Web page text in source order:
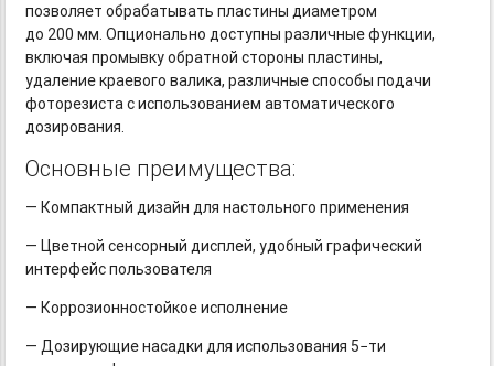
позволяет обрабатывать пластины диаметром
до 200 мм. Опционально доступны различные функции,
включая промывку обратной стороны пластины,
удаление краевого валика, различные способы подачи
фоторезиста с использованием автоматического
дозирования.
Основные преимущества:
— Компактный дизайн для настольного применения
— Цветной сенсорный дисплей, удобный графический
интерфейс пользователя
— Коррозионностойкое исполнение
— Дозирующие насадки для использования 5−ти